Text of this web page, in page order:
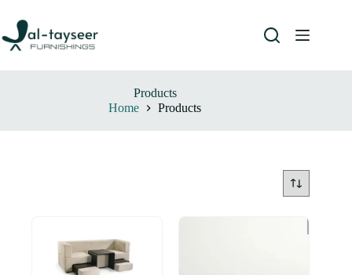
Products
Home
Products